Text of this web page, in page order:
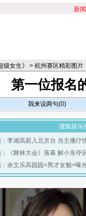
新闻
级女生》 > 杭州赛区精彩图片
第一位报名
我来说两句(0)
搜狐娱乐
李湘高薪入北京台 当主播疗
《舞林大会》落幕 解小东夺
余文乐高园园<男才女貌>曝